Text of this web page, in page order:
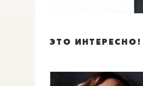
ЭТО ИНТЕРЕСНО!